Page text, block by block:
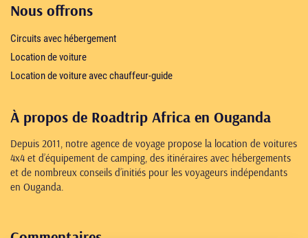
Nous offrons
Circuits avec hébergement
Location de voiture
Location de voiture avec chauffeur-guide
À propos de Roadtrip Africa en Ouganda
Depuis 2011, notre agence de voyage propose la location de voitures
4x4 et d’équipement de camping, des itinéraires avec hébergements
et de nombreux conseils d’initiés pour les voyageurs indépendants
en Ouganda.